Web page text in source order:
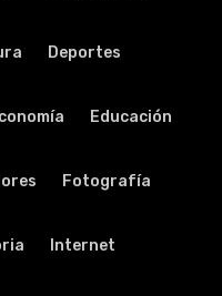
Deportes
Educación
Fotografía
Internet